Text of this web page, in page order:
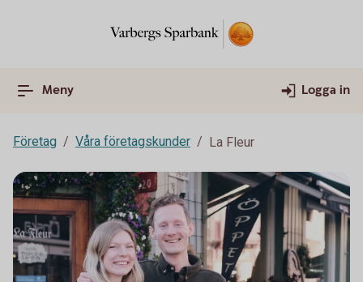
Meny Logga in
Företag Våra företagskunder La Fleur